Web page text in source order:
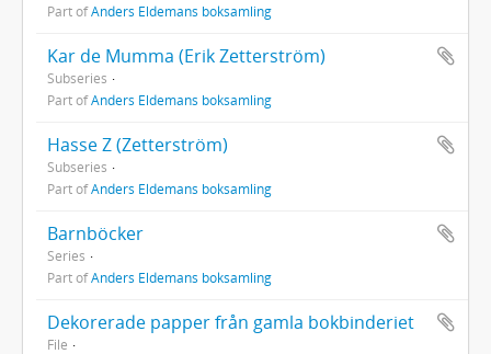
Part ofAnders Eldemans boksamling
Kar de Mumma (Erik Zetterström)
Subseries
Part ofAnders Eldemans boksamling
Hasse Z (Zetterström)
Subseries
Part ofAnders Eldemans boksamling
Barnböcker
Series
Part ofAnders Eldemans boksamling
Dekorerade papper från gamla bokbinderiet
File